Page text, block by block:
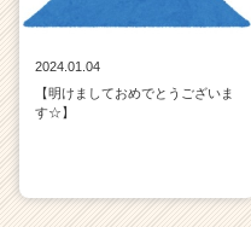
2024.01.04
【明けましておめでとうございま
す☆】